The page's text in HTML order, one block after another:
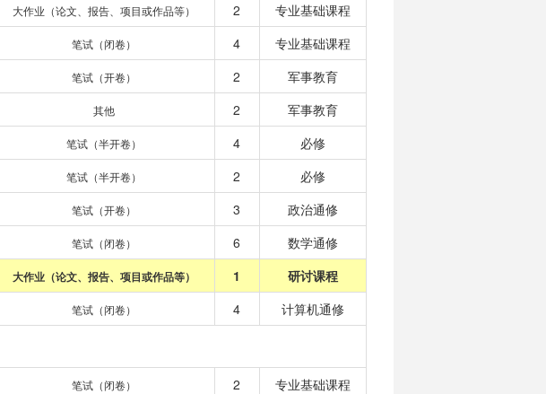
大作业（论文、报告、项目或作品等） 2
专业基础课程
笔试（闭卷） 4
专业基础课程
笔试（开卷） 2
军事教育
其他 2
军事教育
笔试（半开卷） 4
必修
笔试（半开卷） 2
必修
笔试（开卷） 3
政治通修
笔试（闭卷） 6
数学通修
大作业（论文、报告、项目或作品等） 1
研讨课程
笔试（闭卷） 4 计算机通修
笔试（闭卷） 2
专业基础课程